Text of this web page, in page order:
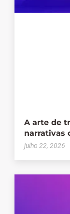
A arte de
narrativas
julho 22, 2026